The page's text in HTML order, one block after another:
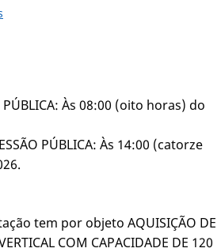
PÚBLICA: Às 08:00 (oito horas) do
PÚBLICA: Às 14:00 (catorze
tem por objeto AQUISIÇÃO DE
COM CAPACIDADE DE 120